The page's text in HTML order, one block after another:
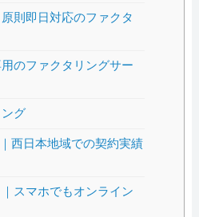
則即日対応のファクタ
のファクタリングサー
グ
西日本地域での契約実績
スマホでもオンライン